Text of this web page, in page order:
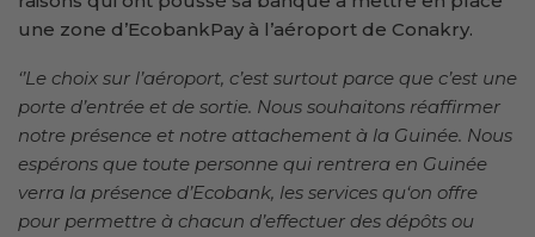
une zone d’EcobankPay à l’aéroport de Conakry.
‘’Le choix sur l’aéroport, c’est surtout parce que c’est une
porte d’entrée et de sortie. Nous souhaitons réaffirmer
notre présence et notre attachement à la Guinée. Nous
espérons que toute personne qui rentrera en Guinée
verra la présence d’Ecobank, les services qu‘on offre
pour permettre à chacun d’effectuer des dépôts ou